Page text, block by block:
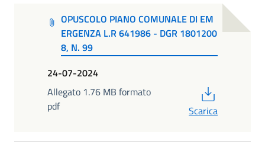
OPUSCOLO PIANO COMUNALE DI EM
ERGENZA L.R 641986 - DGR 1801200
8, N. 99
24-07-2024
Allegato 1.76 MB formato
pdf
Scarica